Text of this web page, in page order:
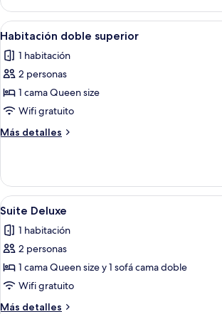
doble
Deluxe
Abrir
todas
las
fotos
de
Habitación
doble
superior
Una
8
Habitación doble superior
1 habitación
2 personas
1 cama Queen size
Wifi gratuito
Más detalles
Más
doble
superior
Abrir
todas
las
fotos
de
Suite
Deluxe
Un
5
Suite Deluxe
1 habitación
2 personas
1 cama Queen size y 1 sofá cama doble
Wifi gratuito
Más detalles
Más